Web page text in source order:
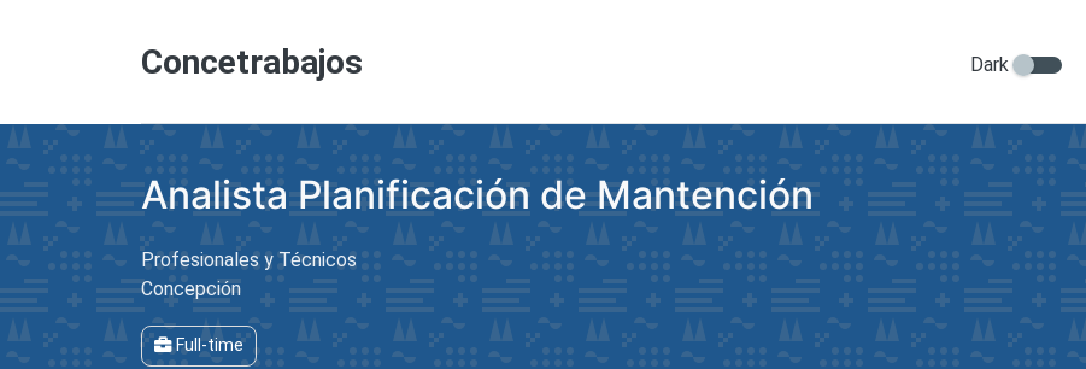
Concetrabajos Dark
Analista Planificación de Mantención
Profesionales y Técnicos
Concepción
Full-time